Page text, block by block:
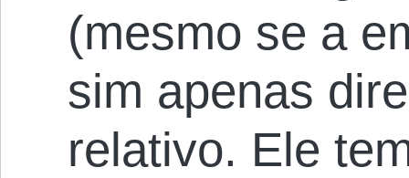
(mesmo se a
sim apenas
relativo. Ele